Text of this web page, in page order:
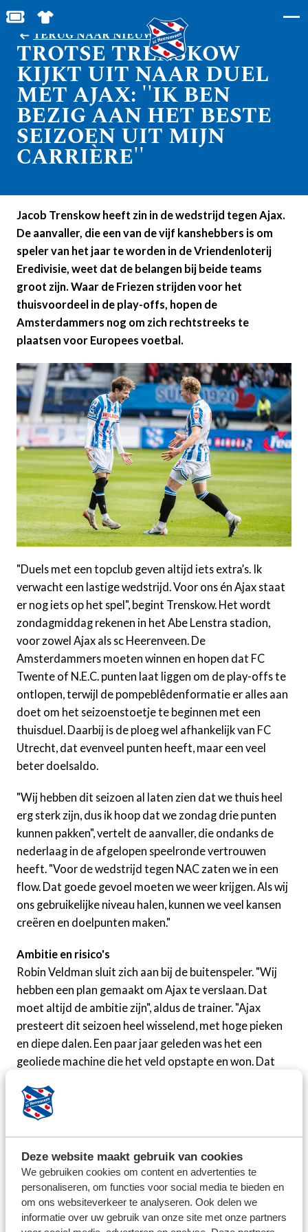
Deze website maakt gebruik van cookies
We gebruiken cookies om content en advertenties te
personaliseren, om functies voor social media te bieden en
om ons websiteverkeer te analyseren. Ook delen we
informatie over uw gebruik van onze site met onze partners
BESTEL JOUW TICKETS
SHOP IN DE FEANSTORE
TERUG NAAR NIEUWS
TROTSE TRENSKOW
KIJKT UIT NAAR DUEL
MET AJAX: ''IK BEN
BEZIG AAN HET BESTE
SEIZOEN UIT MIJN
CARRIÈRE''
Jacob Trenskow heeft zin in de wedstrijd tegen Ajax.
De aanvaller, die een van de vijf kanshebbers is om
speler van het jaar te worden in de Vriendenloterij
Eredivisie, weet dat de belangen bij beide teams
groot zijn. Waar de Friezen strijden voor het
thuisvoordeel in de play-offs, hopen de
Amsterdammers nog om zich rechtstreeks te
plaatsen voor Europees voetbal.
"Duels met een topclub geven altijd iets extra’s. Ik
verwacht een lastige wedstrijd. Voor ons én Ajax staat
er nog iets op het spel", begint Trenskow. Het wordt
zondagmiddag rekenen in het Abe Lenstra stadion,
voor zowel Ajax als sc Heerenveen. De
Amsterdammers moeten winnen en hopen dat FC
Twente of N.E.C. punten laat liggen om de play-offs te
ontlopen, terwijl de pompeblêdenformatie er alles aan
doet om het seizoenstoetje te beginnen met een
thuisduel. Daarbij is de ploeg wel afhankelijk van FC
Utrecht, dat evenveel punten heeft, maar een veel
beter doelsaldo.
"Wij hebben dit seizoen al laten zien dat we thuis heel
erg sterk zijn, dus ik hoop dat we zondag drie punten
kunnen pakken", vertelt de aanvaller, die ondanks de
nederlaag in de afgelopen speelronde vertrouwen
heeft. "Voor de wedstrijd tegen NAC zaten we in een
flow. Dat goede gevoel moeten we weer krijgen. Als wij
ons gebruikelijke niveau halen, kunnen we veel kansen
creëren en doelpunten maken."
Ambitie en risico's
Robin Veldman sluit zich aan bij de buitenspeler. "Wij
hebben een plan gemaakt om Ajax te verslaan. Dat
moet altijd de ambitie zijn", aldus de trainer. "Ajax
presteert dit seizoen heel wisselend, met hoge pieken
en diepe dalen. Een paar jaar geleden was het een
geoliede machine die het veld opstapte en won. Dat
individuele kwaliteit met bijvoorbeeld Mika Godts en
Youri Baas. Wij kunnen het Ajax heel moeilijk maken,
De keuzeheer kan zondag niet beginnen met Maxence
Rivera en ook Vasilios Zagaritis is een vraagteken.
"Zagaritis is donderdag uitgevallen op de training. Het
zou kunnen dat hij zaterdag weer kan trainen, maar dat